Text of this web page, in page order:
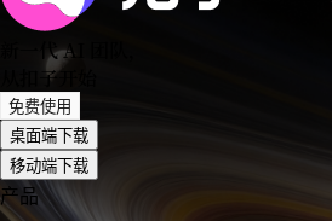
新一代 AI 团队
从扣子开始
免费使用
桌面端下载
移动端下载
产品